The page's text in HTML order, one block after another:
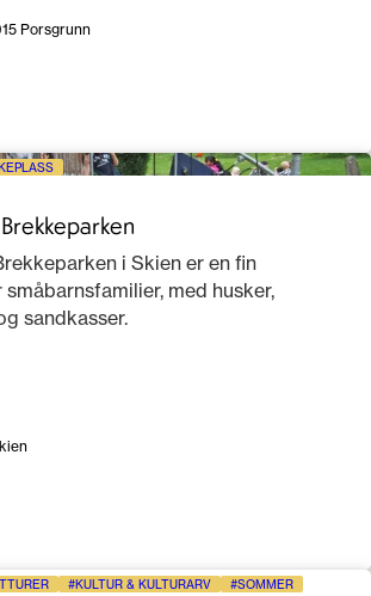
Porsgrunn
i Skien er en fin
med husker,
sandkasser.
KULTUR & KULTURARV SOMMER